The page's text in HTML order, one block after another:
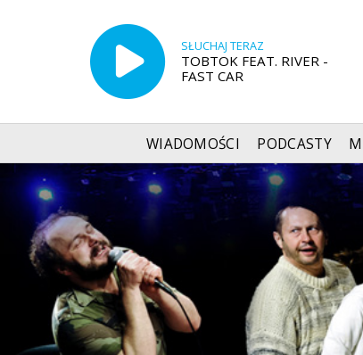
SŁUCHAJ TERAZ
TOBTOK FEAT. RIVER -
FAST CAR
WIADOMOŚCI PODCASTY